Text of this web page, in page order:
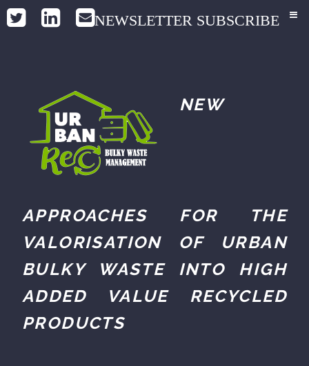
NEWSLETTER SUBSCRIBE
NEW
APPROACHES FOR THE
VALORISATION OF URBAN
BULKY WASTE INTO HIGH
ADDED VALUE RECYCLED
PRODUCTS